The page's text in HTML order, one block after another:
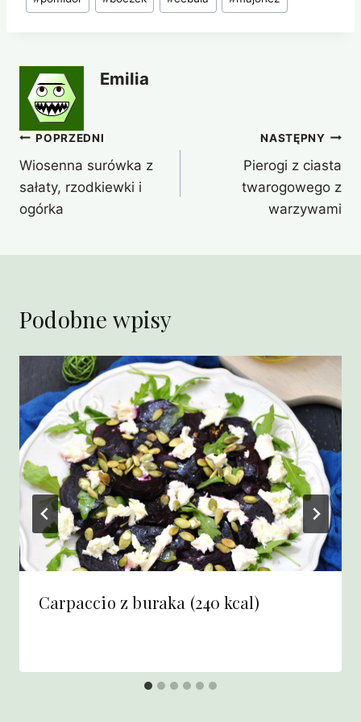
Emilia
Nawigacja
wpisu
POPRZEDNI
Wiosenna surówka z
sałaty, rzodkiewki i
ogórka
NASTĘPNY
Pierogi z ciasta
twarogowego z
warzywami
Podobne wpisy
Carpaccio z buraka (240 kcal)